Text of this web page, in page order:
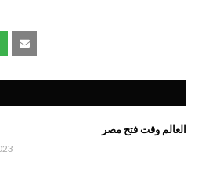
العالم وقت فتح مصر